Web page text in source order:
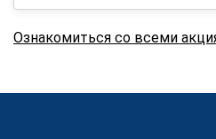
Ознакомиться со всеми